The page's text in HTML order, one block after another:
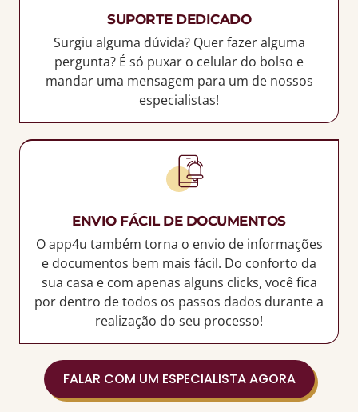
SUPORTE DEDICADO
Surgiu alguma dúvida? Quer fazer alguma
pergunta? É só puxar o celular do bolso e
mandar uma mensagem para um de nossos
especialistas!
ENVIO FÁCIL DE DOCUMENTOS
O app4u também torna o envio de informações
e documentos bem mais fácil. Do conforto da
sua casa e com apenas alguns clicks, você fica
por dentro de todos os passos dados durante a
realização do seu processo!
FALAR COM UM ESPECIALISTA AGORA